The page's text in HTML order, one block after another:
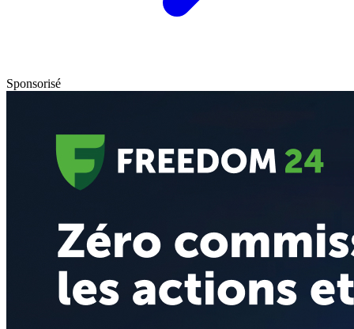
Sponsorisé